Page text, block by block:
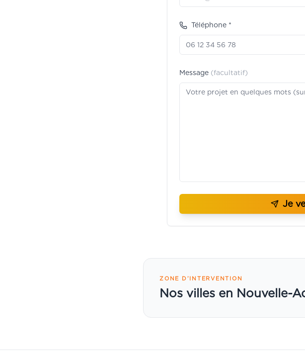
Téléphone *
Message (facultatif)
Je
ZONE D’INTERVENTION
Nos villes en Nouvelle-